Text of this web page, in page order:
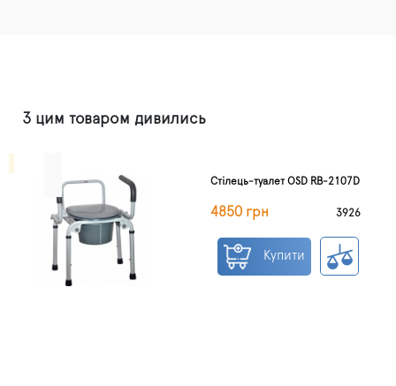
З цим товаром дивились
Стілець-туалет OSD RB-2107D
4850 грн 3926
Купити